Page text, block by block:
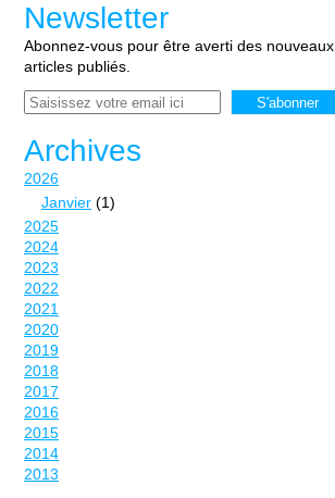
Newsletter
Abonnez-vous pour être averti des nouveaux
articles publiés.
Email
Archives
2026
Janvier (1)
2025
2024
2023
2022
2021
2020
2019
2018
2017
2016
2015
2014
2013